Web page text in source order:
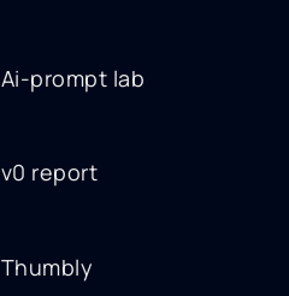
Ai-prompt lab
v0 report
Thumbly